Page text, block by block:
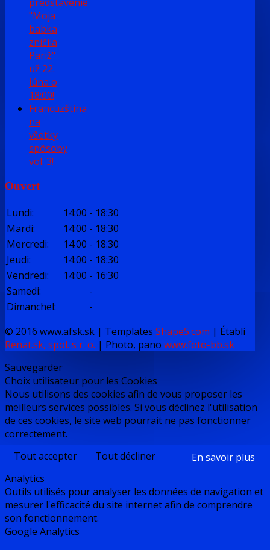
predstavenie
"Moja
babka
zničila
Pariž"
už 22.
júna o
18:00!
Francúzština
na
všetky
spôsoby
vol. 3!
Ouvert
Lundi: 14:00 - 18:30
Mardi: 14:00 - 18:30
Mercredi: 14:00 - 18:30
Jeudi: 14:00 - 18:30
Vendredi: 14:00 - 16:30
Samedi:
-
Dimanchel:
-
© 2016 www.afsk.sk | Templates Shape5.com | Établi
Renat.sk, spol. s r. o. | Photo, pano www.foto-bb.sk
Sauvegarder
Choix utilisateur pour les Cookies
Nous utilisons des cookies afin de vous proposer les
meilleurs services possibles. Si vous déclinez l'utilisation
de ces cookies, le site web pourrait ne pas fonctionner
correctement.
Tout accepter
Tout décliner
En savoir plus
Analytics
Outils utilisés pour analyser les données de navigation et
mesurer l'efficacité du site internet afin de comprendre
son fonctionnement.
Google Analytics